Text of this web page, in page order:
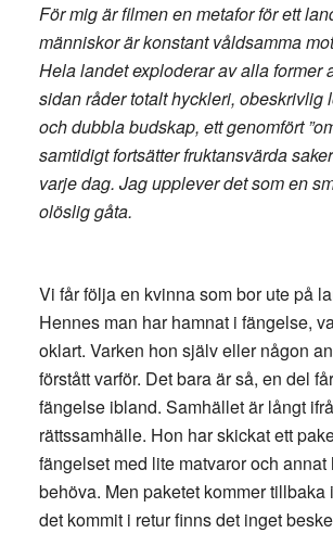
För mig är filmen en metafor för ett
människor är konstant våldsamma
Hela landet exploderar av alla former
sidan råder totalt hyckleri, obeskrivlig
och dubbla budskap, ett genomfört
samtidigt fortsätter fruktansvärda
varje dag. Jag upplever det som en
olöslig gåta.
Vi får följa en kvinna som bor ute på
Hennes man har hamnat i fängelse,
oklart. Varken hon själv eller någon
förstått varför. Det bara är så, en del
fängelse ibland. Samhället är långt
rättssamhälle. Hon har skickat ett
fängelset med lite matvaror och annat
behöva. Men paketet kommer tillbaka
det kommit i retur finns det inget